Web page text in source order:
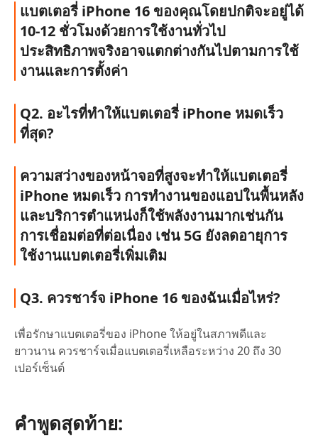
แบตเตอรี่ iPhone 16 ของคุณโดยปกติจะอยู่ได้
10-12 ชั่วโมงด้วยการใช้งานทั่วไป
ประสิทธิภาพจริงอาจแตกต่างกันไปตามการใช้
งานและการตั้งค่า
Q2. อะไรที่ทำให้แบตเตอรี่ iPhone หมดเร็ว
ที่สุด?
ความสว่างของหน้าจอที่สูงจะทำให้แบตเตอรี่
iPhone หมดเร็ว การทำงานของแอปในพื้นหลัง
และบริการตำแหน่งก็ใช้พลังงานมากเช่นกัน
การเชื่อมต่อที่ต่อเนื่อง เช่น 5G ยังลดอายุการ
ใช้งานแบตเตอรี่เพิ่มเติม
Q3. ควรชาร์จ iPhone 16 ของฉันเมื่อไหร่?
เพื่อรักษาแบตเตอรี่ของ iPhone ให้อยู่ในสภาพดีและ
ยาวนาน ควรชาร์จเมื่อแบตเตอรี่เหลือระหว่าง 20 ถึง 30
เปอร์เซ็นต์
คำพูดสุดท้าย: